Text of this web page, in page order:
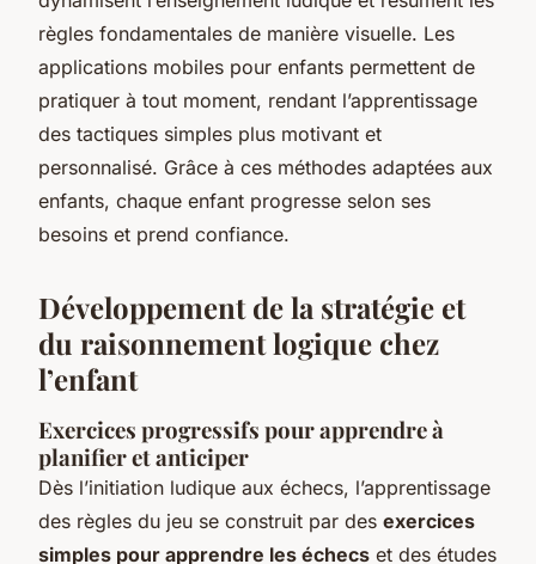
règles fondamentales de manière visuelle. Les
applications mobiles pour enfants permettent de
pratiquer à tout moment, rendant l’apprentissage
des tactiques simples plus motivant et
personnalisé. Grâce à ces méthodes adaptées aux
enfants, chaque enfant progresse selon ses
besoins et prend confiance.
Développement de la stratégie et
du raisonnement logique chez
l’enfant
Exercices progressifs pour apprendre à
planifier et anticiper
Dès l’initiation ludique aux échecs, l’apprentissage
des règles du jeu se construit par des exercices
simples pour apprendre les échecs et des études